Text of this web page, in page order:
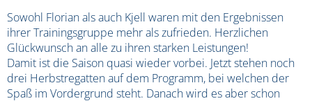
Sowohl Florian als auch Kjell waren mit den Ergebnissen
ihrer Trainingsgruppe mehr als zufrieden. Herzlichen
Glückwunsch an alle zu ihren starken Leistungen!
Damit ist die Saison quasi wieder vorbei. Jetzt stehen noch
drei Herbstregatten auf dem Programm, bei welchen der
Spaß im Vordergrund steht. Danach wird es aber schon